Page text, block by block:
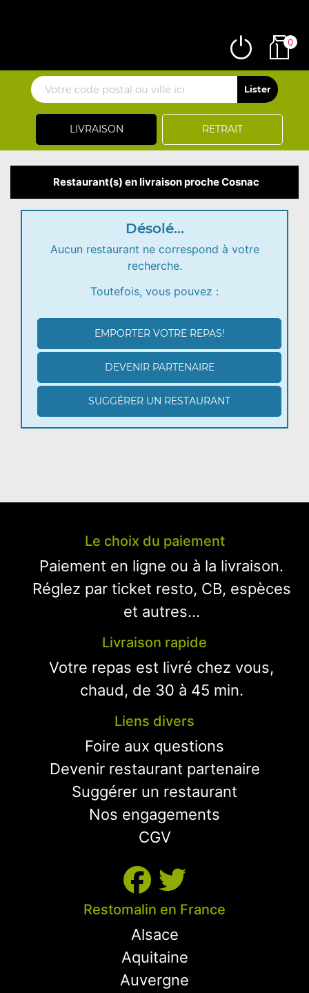
LIVRAISON RETRAIT
0
Restaurant(s) en livraison proche Cosnac
Désolé...
Aucun restaurant ne correspond à votre
recherche.
Toutefois, vous pouvez :
EMPORTER VOTRE REPAS!
DEVENIR PARTENAIRE
SUGGÉRER UN RESTAURANT
Le choix du paiement
Paiement en ligne ou à la livraison.
Réglez par ticket resto, CB, espèces
et autres...
Livraison rapide
Votre repas est livré chez vous,
chaud, de 30 à 45 min.
Liens divers
Foire aux questions
Devenir restaurant partenaire
Suggérer un restaurant
Nos engagements
CGV
Restomalin en France
Alsace
Aquitaine
Auvergne